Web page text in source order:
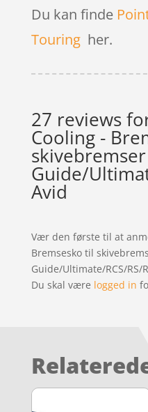
Du kan finde
Touringher.
27 reviews
Cooling -
skivebremser
Guide/
Avid
Vær den første til at
Bremsesko til
Guide/Ultimate/RCS/RS/
Du skal være logged in